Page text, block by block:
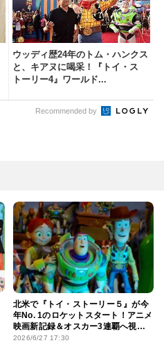
ウッディ歴24年のトム・ハンクス
と、キアヌに喝采！『トイ・ス
トーリー4』ワールド...
Recommended by
北米で『トイ・ストーリー５』が今
年No. 1のロケットスタート！アニメ
映画新記録＆オスカー3連覇へ視界
良好
2026/6/27 17:30